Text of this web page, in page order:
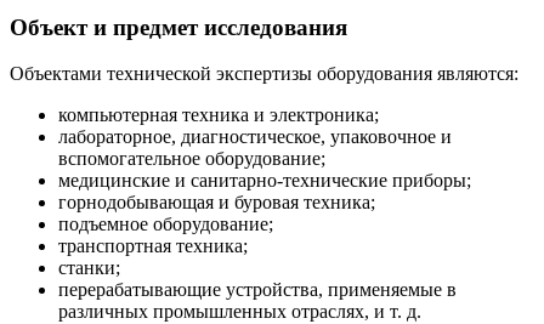
Объект и предмет исследования
Объектами технической экспертизы оборудования являются:
компьютерная техника и электроника;
лабораторное, диагностическое, упаковочное и
вспомогательное оборудование;
медицинские и санитарно-технические приборы;
горнодобывающая и буровая техника;
подъемное оборудование;
транспортная техника;
станки;
перерабатывающие устройства, применяемые в
различных промышленных отраслях, и т. д.